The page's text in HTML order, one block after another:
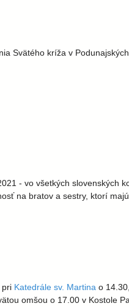
Svätého kríža v
- vo všetkých slovenských
na bratov a sestry, ktorí
pri Katedrále sv. Martina o
omšou o 17.00 v Kostole